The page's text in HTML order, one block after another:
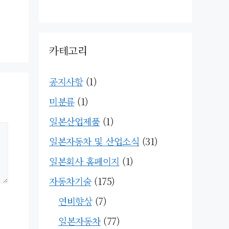
카테고리
공지사항(1)
미분류(1)
일본산업제품(1)
일본자동차 및 산업소식 (31)
일본회사 홈페이지 (1)
자동차기술(175)
연비향상(7)
일본자동차(77)